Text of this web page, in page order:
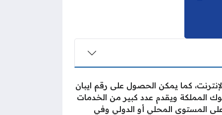
كما يمكن الحصول على رقم ايبان
المملكة ويقدم عدد كبير من الخدمات
المستوى المحلي أو الدولي وفي